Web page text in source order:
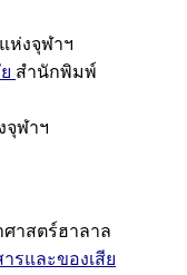
ห่งจุฬาฯ
สำนักพิมพ์
จุฬาฯ
าสตร์ฮาลาล
รและของเสีย